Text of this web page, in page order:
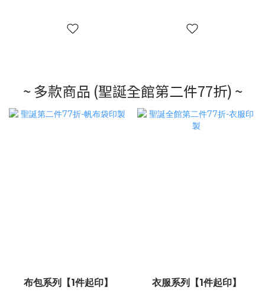
~ 多款商品 (聖誕全館第二件77折) ~
布包系列【1件起印】 衣服系列【1件起印】